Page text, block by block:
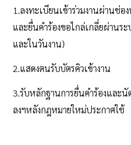
1.ลงทะเบียนเข้าร่วมงานผ่านช่อ
และยื่นคำร้องขอไกล่เกลี่ยผ่านร
และในวันงาน)
2.แสดงตนรับบัตรคิวเข้างาน
3.รับหลักฐานการยื่นคำร้องและ
ลงฯหลังกฎหมายใหม่ประกาศใช้